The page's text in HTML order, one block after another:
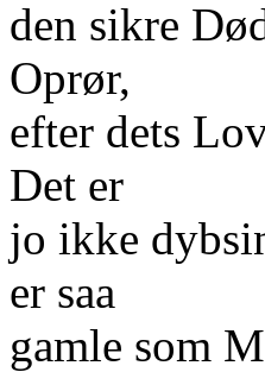
den sikre
Oprør,
efter dets
Det er
jo ikke
er saa
gamle som